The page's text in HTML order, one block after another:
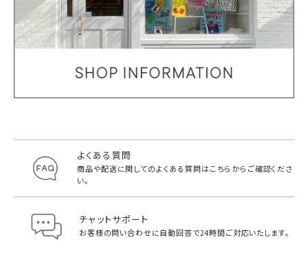
よくある質問
商品や配送に関してのよくある質問はこちらからご確認くださ
い。
チャットサポート
お客様の問い合わせに自動回答で24時間ご対応いたします。